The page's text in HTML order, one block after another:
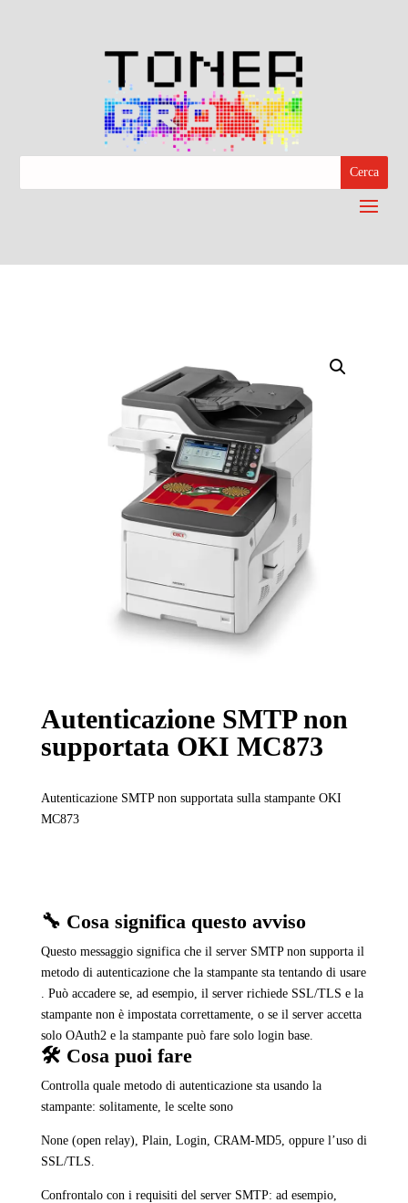
Autenticazione SMTP non
supportata OKI MC873
Autenticazione SMTP non supportata sulla stampante OKI
MC873
🔧 Cosa significa questo avviso
Questo messaggio significa che il server SMTP non supporta il
metodo di autenticazione che la stampante sta tentando di usare
. Può accadere se, ad esempio, il server richiede SSL/TLS e la
stampante non è impostata correttamente, o se il server accetta
solo OAuth2 e la stampante può fare solo login base.
🛠️ Cosa puoi fare
Controlla quale metodo di autenticazione sta usando la
stampante: solitamente, le scelte sono
None (open relay), Plain, Login, CRAM-MD5, oppure l’uso di
SSL/TLS.
Confrontalo con i requisiti del server SMTP: ad esempio,